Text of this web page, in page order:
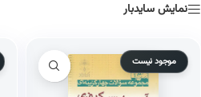
نمایش سایدبار
موجود نیست